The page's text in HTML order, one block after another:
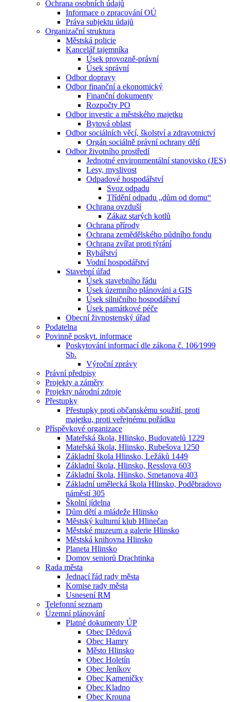
Ochrana osobních údajů
Informace o zpracování OÚ
Práva subjektu údajů
Organizační struktura
Městská policie
Kancelář tajemníka
Úsek provozně-právní
Úsek správní
Odbor dopravy
Odbor finanční a ekonomický
Finanční dokumenty
Rozpočty PO
Odbor investic a městského majetku
Bytová oblast
Odbor sociálních věcí, školství a zdravotnictví
Orgán sociálně právní ochrany dětí
Odbor životního prostředí
Jednotné environmentální stanovisko (JES)
Lesy, myslivost
Odpadové hospodářství
Svoz odpadu
Třídění odpadu „dům od domu“
Ochrana ovzduší
Zákaz starých kotlů
Ochrana přírody
Ochrana zemědělského půdního fondu
Ochrana zvířat proti týrání
Rybářství
Vodní hospodářství
Stavební úřad
Úsek stavebního řádu
Úsek územního plánováni a GIS
Úsek silničního hospodářství
Úsek památkové péče
Obecní živnostenský úřad
Podatelna
Povinně poskyt. informace
Poskytování informací dle zákona č. 106⁄1999
Sb.
Výroční zprávy
Právní předpisy
Projekty a záměry
Projekty národní zdroje
Přestupky
Přestupky proti občanskému soužití, proti
majetku, proti veřejnému pořádku
Příspěvkové organizace
Mateřská škola, Hlinsko, Budovatelů 1229
Mateřská škola, Hlinsko, Rubešova 1250
Základní škola Hlinsko, Ležáků 1449
Základní škola, Hlinsko, Resslova 603
Základní škola, Hlinsko, Smetanova 403
Základní umělecká škola Hlinsko, Poděbradovo
náměstí 305
Školní jídelna
Dům dětí a mládeže Hlinsko
Městský kulturní klub Hlinečan
Městské muzeum a galerie Hlinsko
Městská knihovna Hlinsko
Planeta Hlinsko
Domov seniorů Drachtinka
Rada města
Jednací řád rady města
Komise rady města
Usnesení RM
Telefonní seznam
Územní plánování
Platné dokumenty ÚP
Obec Dědová
Obec Hamry
Město Hlinsko
Obec Holetín
Obec Jeníkov
Obec Kameničky
Obec Kladno
Obec Krouna